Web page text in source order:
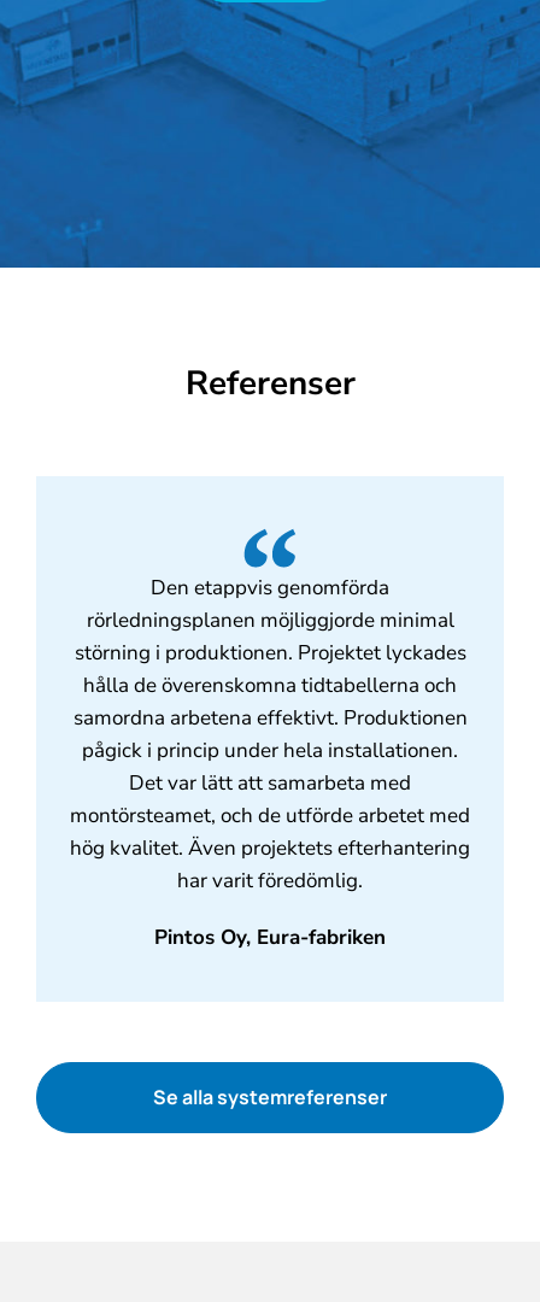
Referenser
Den etappvis genomförda
rörledningsplanen möjliggjorde minimal
störning i produktionen. Projektet lyckades
hålla de överenskomna tidtabellerna och
samordna arbetena effektivt. Produktionen
pågick i princip under hela installationen.
Det var lätt att samarbeta med
montörsteamet, och de utförde arbetet med
hög kvalitet. Även projektets efterhantering
har varit föredömlig.
Pintos Oy, Eura-fabriken
Se alla systemreferenser